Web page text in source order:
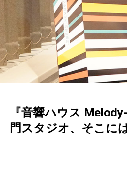
『音響ハウス
門スタジオ、そこに